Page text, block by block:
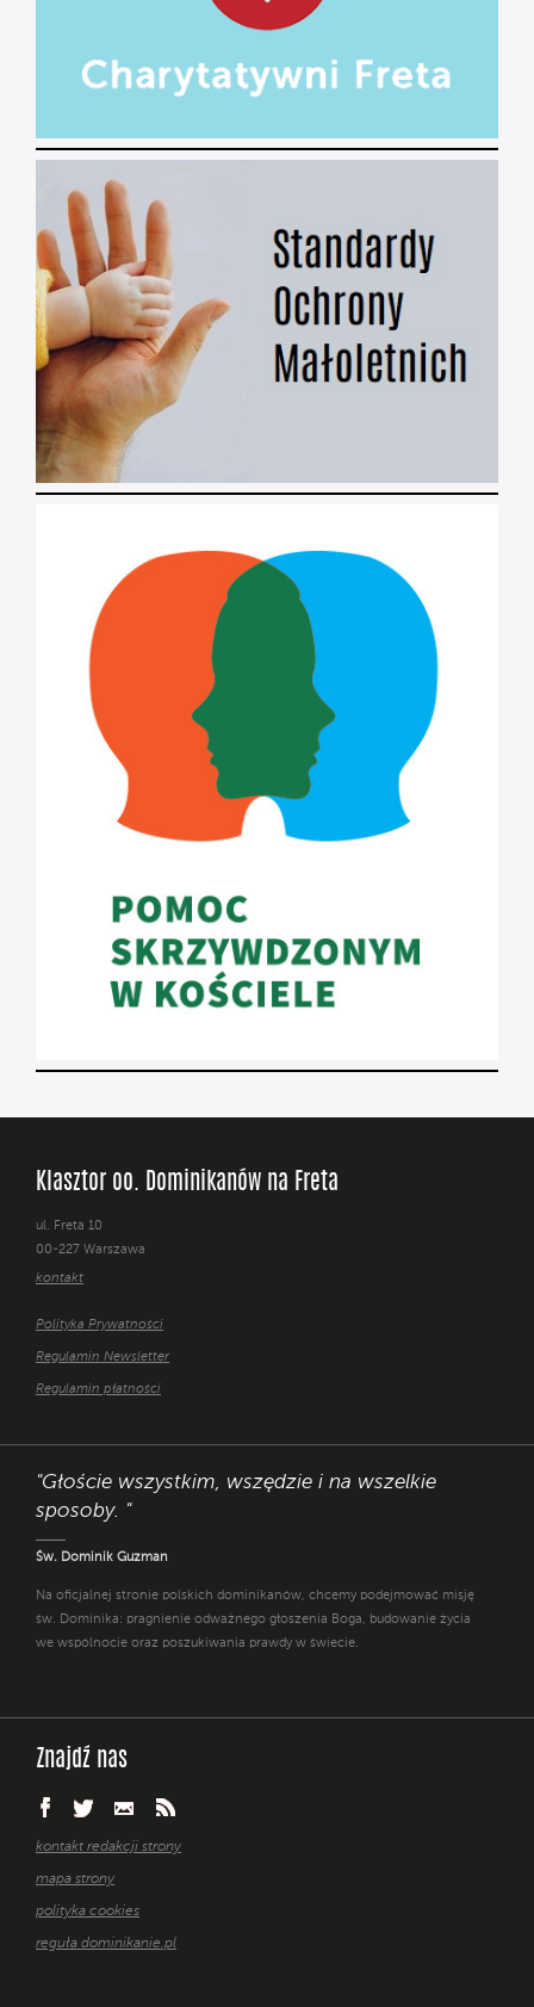
Klasztor oo. Dominikanów na Freta
ul. Freta 10
00-227 Warszawa
kontakt
Polityka Prywatności
Regulamin Newsletter
Regulamin płatności
"Głoście wszystkim, wszędzie i na wszelkie
sposoby. "
Św. Dominik Guzman
Na oficjalnej stronie polskich dominikanów, chcemy podejmować misję
św. Dominika: pragnienie odważnego głoszenia Boga, budowanie życia
we wspólnocie oraz poszukiwania prawdy w świecie.
Znajdź nas
kontakt redakcji strony
mapa strony
polityka cookies
reguła dominikanie.pl